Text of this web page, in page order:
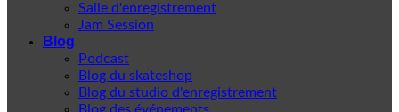
Salle d'enregistrement
Jam Session
Blog
Podcast
Blog du skateshop
Blog du studio d'enregistrement